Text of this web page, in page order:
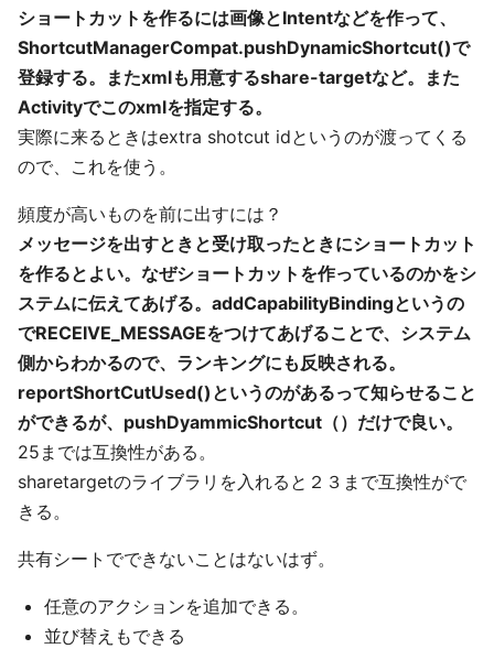
ショートカットを作るには画像とIntentなどを作って、
ShortcutManagerCompat.pushDynamicShortcut()で
登録する。またxmlも用意するshare-targetなど。また
Activityでこのxmlを指定する。
実際に来るときはextra shotcut idというのが渡ってくる
ので、これを使う。
頻度が高いものを前に出すには？
メッセージを出すときと受け取ったときにショートカット
を作るとよい。なぜショートカットを作っているのかをシ
ステムに伝えてあげる。addCapabilityBindingというの
でRECEIVE_MESSAGEをつけてあげることで、システム
側からわかるので、ランキングにも反映される。
reportShortCutUsed()というのがあるって知らせること
ができるが、pushDyammicShortcut（）だけで良い。
25までは互換性がある。
sharetargetのライブラリを入れると２３まで互換性がで
きる。
共有シートでできないことはないはず。
任意のアクションを追加できる。
並び替えもできる